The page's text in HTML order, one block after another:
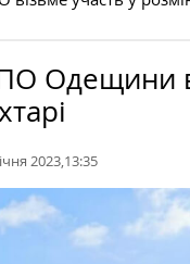
Одещини
2023,13:35